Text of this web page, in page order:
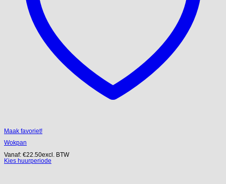
Maak favoriet!
Wokpan
Vanaf: €22.50excl. BTW
Kies huurperiode